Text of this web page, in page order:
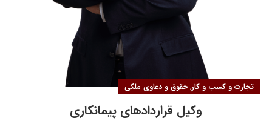
تجارت و کسب و کار,حقوق و دعاوی ملکی
وکیل قراردادهای پیمانکاری